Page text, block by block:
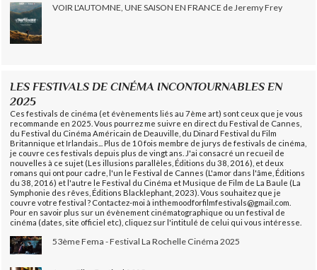
VOIR L'AUTOMNE, UNE SAISON EN FRANCE de Jeremy Frey
LES FESTIVALS DE CINÉMA INCONTOURNABLES EN
2025
Ces festivals de cinéma (et évènements liés au 7ème art) sont ceux que je vous
recommande en 2025. Vous pourrez me suivre en direct du Festival de Cannes,
du Festival du Cinéma Américain de Deauville, du Dinard Festival du Film
Britannique et Irlandais... Plus de 10 fois membre de jurys de festivals de cinéma,
je couvre ces festivals depuis plus de vingt ans. J'ai consacré un recueil de
nouvelles à ce sujet (Les illusions parallèles, Éditions du 38, 2016), et deux
romans qui ont pour cadre, l'un le Festival de Cannes (L'amor dans l'âme, Éditions
du 38, 2016) et l'autre le Festival du Cinéma et Musique de Film de La Baule (La
Symphonie des rêves, Éditions Blacklephant, 2023). Vous souhaitez que je
couvre votre festival ? Contactez-moi à inthemoodforfilmfestivals@gmail.com.
Pour en savoir plus sur un évènement cinématographique ou un festival de
cinéma (dates, site officiel etc), cliquez sur l'intitulé de celui qui vous intéresse.
53ème Fema - Festival La Rochelle Cinéma 2025